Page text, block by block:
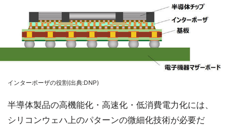
インターポーザの役割(出典:DNP)
半導体製品の高機能化・高速化・低消費電力化には、
シリコンウェハ上のパターンの微細化技術が必要だ